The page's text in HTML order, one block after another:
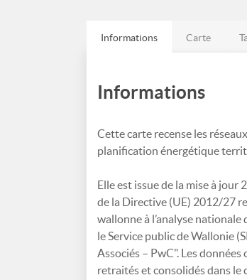
Informations Carte
Informations
Cette carte recense les
planification énergétique
Elle est issue de la mise à jour
de la Directive (UE) 2012/27
wallonne à l’analyse
le Service public de Wallonie
Associés – PwC". Les
retraités et consolidés dans le